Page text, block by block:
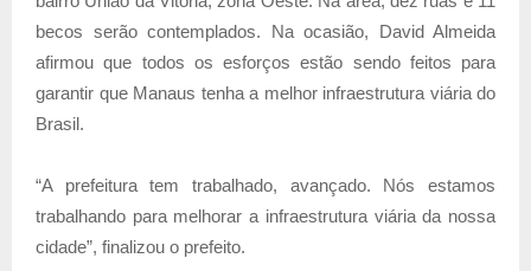
becos serão contemplados. Na ocasião, David Almeida
afirmou que todos os esforços estão sendo feitos para
garantir que Manaus tenha a melhor infraestrutura viária do
Brasil.
“A prefeitura tem trabalhado, avançado. Nós estamos
trabalhando para melhorar a infraestrutura viária da nossa
cidade”, finalizou o prefeito.